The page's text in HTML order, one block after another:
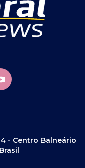
- Centro Balneário